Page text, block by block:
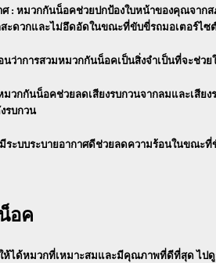
: หมวกกันน็อคช่วยปกป้องใบหน้าของคุณจากส
ะดวกและไม่อึดอัดในขณะที่ขับขี่รถมอเตอร์ไซ
นว่าการสวมหมวกกันน็อคเป็นสิ่งจำเป็นที่จะช่
มวกกันน็อคช่วยลดเสียงรบกวนจากลมและเสีย
รบกวน
ะบบระบายอากาศดีช่วยลดความร้อนในขณะที่
อค
ห้ได้หมวกที่เหมาะสมและมีคุณภาพที่ดีที่สุด ไปดู